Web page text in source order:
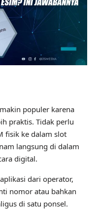
populer karena
praktis. Tidak perlu
fisik ke dalam slot
langsung di dalam
digital.
dari operator,
nomor atau bahkan
di satu ponsel.